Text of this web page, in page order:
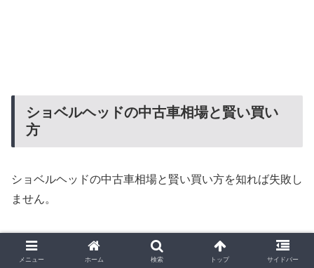
ショベルヘッドの中古車相場と賢い買い
方
ショベルヘッドの中古車相場と賢い買い方を知れば失敗し
ません。
最新価格や実例も合わせて紹介します。
メニュー ホーム 検索 トップ サイドバー